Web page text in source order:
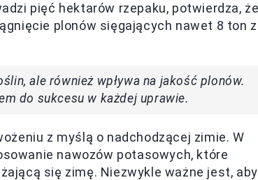
pięć hektarów rzepaku, potwierdza,
plonów sięgających nawet 8 ton z
ale również wpływa na jakość plonów.
do sukcesu w każdej uprawie.
z myślą o nadchodzącej zimie. W
nawozów potasowych, które
się zimę. Niezwykle ważne jest, aby